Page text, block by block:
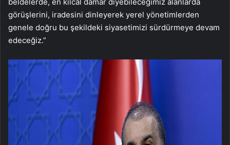
görüşlerini, iradesini dinleyerek yerel yönetimlerden
genele doğru bu şekildeki siyasetimizi sürdürmeye devam
edeceğiz.”